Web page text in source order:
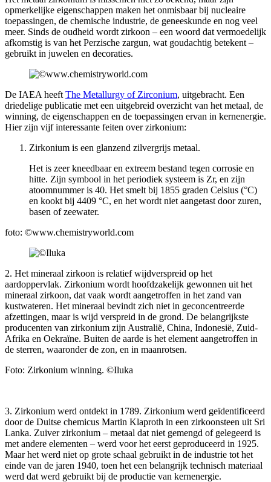
opmerkelijke eigenschappen maken het onmisbaar bij nucleaire
toepassingen, de chemische industrie, de geneeskunde en nog veel
meer. Sinds de oudheid wordt zirkoon – een woord dat vermoedelijk
afkomstig is van het Perzische zargun, wat goudachtig betekent –
gebruikt in juwelen en decoraties.
De IAEA heeft The Metallurgy of Zirconium, uitgebracht. Een
driedelige publicatie met een uitgebreid overzicht van het metaal, de
winning, de eigenschappen en de toepassingen ervan in kernenergie.
Hier zijn vijf interessante feiten over zirkonium:
Zirkonium is een glanzend zilvergrijs metaal.
Het is zeer kneedbaar en extreem bestand tegen corrosie en
hitte. Zijn symbool in het periodiek systeem is Zr, en zijn
atoomnummer is 40. Het smelt bij 1855 graden Celsius (°C)
en kookt bij 4409 °C, en het wordt niet aangetast door zuren,
basen of zeewater.
foto: ©www.chemistryworld.com
2. Het mineraal zirkoon is relatief wijdverspreid op het
aardoppervlak. Zirkonium wordt hoofdzakelijk gewonnen uit het
mineraal zirkoon, dat vaak wordt aangetroffen in het zand van
kustwateren. Het mineraal bevindt zich niet in geconcentreerde
afzettingen, maar is wijd verspreid in de grond. De belangrijkste
producenten van zirkonium zijn Australië, China, Indonesië, Zuid-
Afrika en Oekraïne. Buiten de aarde is het element aangetroffen in
de sterren, waaronder de zon, en in maanrotsen.
Foto: Zirkonium winning. ©Iluka
3. Zirkonium werd ontdekt in 1789. Zirkonium werd geïdentificeerd
door de Duitse chemicus Martin Klaproth in een zirkoonsteen uit Sri
Lanka. Zuiver zirkonium – metaal dat niet gemengd of gelegeerd is
met andere elementen – werd voor het eerst geproduceerd in 1925.
Maar het werd niet op grote schaal gebruikt in de industrie tot het
einde van de jaren 1940, toen het een belangrijk technisch materiaal
werd dat werd gebruikt bij de productie van kernenergie.